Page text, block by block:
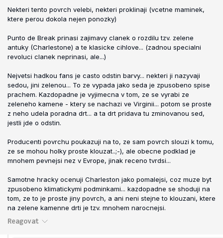
Nekteri tento povrch velebi, nekteri proklinaji (vcetne maminek,
ktere perou dokola nejen ponozky)
Punto de Break prinasi zajimavy clanek o rozdilu tzv. zelene
antuky (Charlestone) a te klasicke cihlove... (zadnou specialni
revoluci clanek neprinasi, ale...)
Nejvetsi hadkou fans je casto odstin barvy... nekteri ji nazyvaji
sedou, jini zelenou... To ze vypada jako seda je zpusobeno spise
prachem. Kazdopadne je vyjimecna v tom, ze se vyrabi ze
zeleneho kamene - ktery se nachazi ve Virginii... potom se proste
z neho udela poradna drt... a ta drt pridava tu zminovanou sed,
jestli jde o odstin.
Producenti povrchu poukazuji na to, ze sam povrch slouzi k tomu,
ze se mohou holky proste klouzat..;-), ale obecne podklad je
mnohem pevnejsi nez v Evrope, jinak receno tvrdsi...
Samotne hracky ocenuji Charleston jako pomalejsi, coz muze byt
zpusobeno klimatickymi podminkami... kazdopadne se shoduji na
tom, ze to je proste jiny povrch, a ani neni stejne to klouzani, ktere
na zelene kamenne drti je tzv. mnohem narocnejsi.
Reagovat